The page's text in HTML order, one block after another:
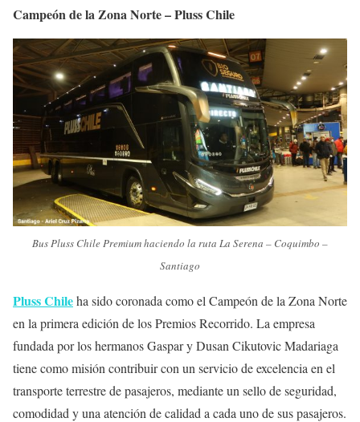
Campeón de la Zona Norte – Pluss Chile
Bus Pluss Chile Premium haciendo la ruta La Serena – Coquimbo –
Santiago
Pluss Chileha sido coronada como el Campeón de la Zona Norte
en la primera edición de los Premios Recorrido. La empresa
fundada por los hermanos Gaspar y Dusan Cikutovic Madariaga
tiene como misión contribuir con un servicio de excelencia en el
transporte terrestre de pasajeros, mediante un sello de seguridad,
comodidad y una atención de calidad a cada uno de sus pasajeros.